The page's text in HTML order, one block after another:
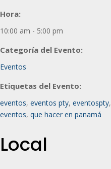
Hora:
10:00 am - 5:00 pm
Categoría del Evento:
Eventos
Etiquetas del Evento:
eventos, eventos pty, eventospty,
eventos, que hacer en panamá
Local